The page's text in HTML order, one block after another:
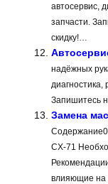
автосервис,
запчасти.
скидку!…
надёжных
диагностика,
Запишитесь
Замена
CX-71
влияющие на